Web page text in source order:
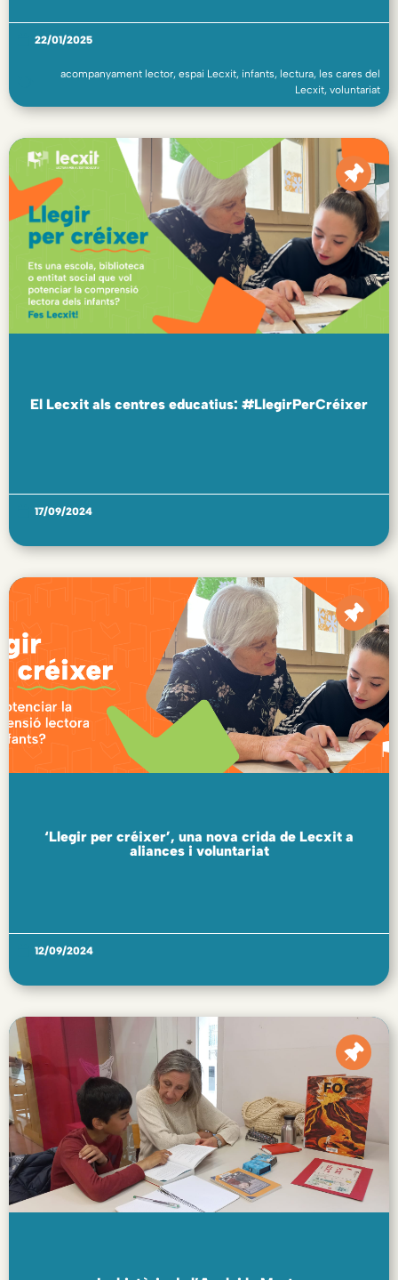
22/01/2025
acompanyament lector, espai Lecxit, infants, lectura, les cares del
Lecxit, voluntariat
El Lecxit als centres educatius: #LlegirPerCréixer
17/09/2024
‘Llegir per créixer’, una nova crida de Lecxit a
aliances i voluntariat
12/09/2024